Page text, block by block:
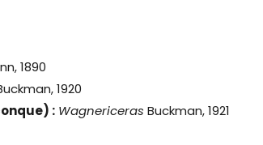
1890
1920
: Wagnericeras Buckman, 1921